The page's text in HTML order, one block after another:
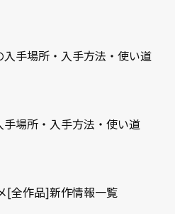
手場所・入手方法・使い道
場所・入手方法・使い道
[全作品]新作情報一覧